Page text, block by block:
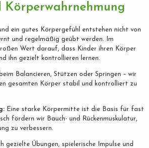
Körperwahrnehmung
ein gutes Körpergefühl entstehen nicht von
und regelmäßig geübt werden. Im
Wert darauf, dass Kinder ihren Körper
ihn gezielt kontrollieren lernen.
Balancieren, Stützen oder Springen – wir
gesamten Körper stabil und kontrolliert zu
Eine starke Körpermitte ist die Basis für fast
fördern wir Bauch- und Rückenmuskulatur,
zu verbessern.
gezielte Übungen, spielerische Impulse und